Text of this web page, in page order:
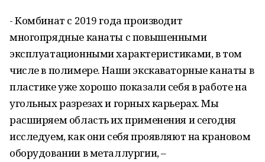
- Комбинат с 2019 года производит
многопрядные канаты с повышенными
эксплуатационными характеристиками, в том
числе в полимере. Наши экскаваторные канаты в
пластике уже хорошо показали себя в работе на
угольных разрезах и горных карьерах. Мы
расширяем область их применения и сегодня
исследуем, как они себя проявляют на крановом
оборудовании в металлургии, –